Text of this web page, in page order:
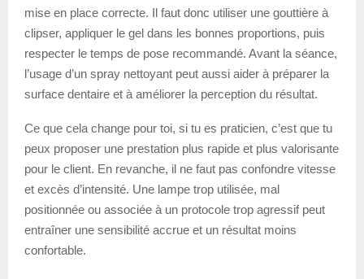
mise en place correcte. Il faut donc utiliser une gouttière à
clipser, appliquer le gel dans les bonnes proportions, puis
respecter le temps de pose recommandé. Avant la séance,
l’usage d’un spray nettoyant peut aussi aider à préparer la
surface dentaire et à améliorer la perception du résultat.
Ce que cela change pour toi, si tu es praticien, c’est que tu
peux proposer une prestation plus rapide et plus valorisante
pour le client. En revanche, il ne faut pas confondre vitesse
et excès d’intensité. Une lampe trop utilisée, mal
positionnée ou associée à un protocole trop agressif peut
entraîner une sensibilité accrue et un résultat moins
confortable.